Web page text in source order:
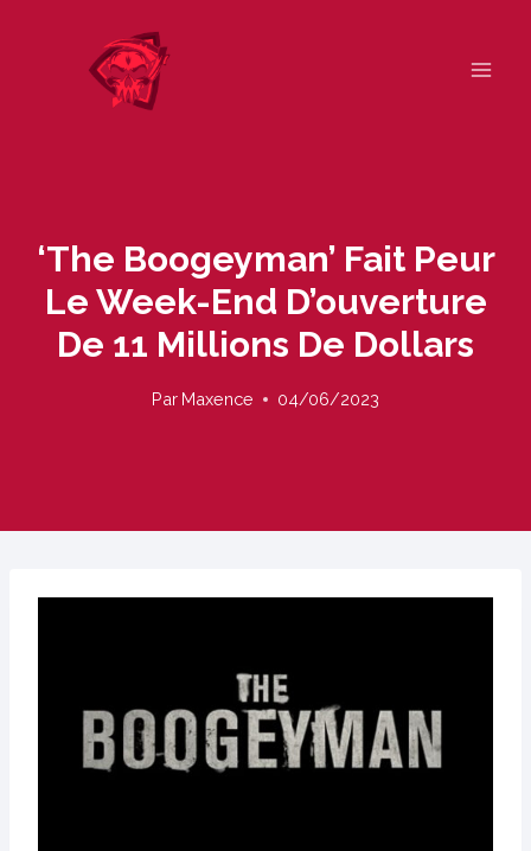
‘The Boogeyman’ Fait Peur
Le Week-End D’ouverture
De 11 Millions De Dollars
Par Maxence 04/06/2023